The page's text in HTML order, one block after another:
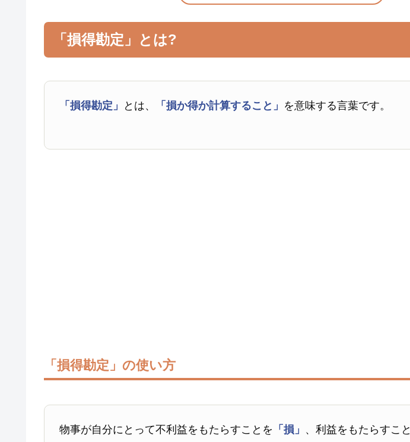
「損得勘定」とは?
「損得勘定」 とは、 「損か得か計算すること」 を意味する言葉です。
「損得勘定」の使い方
物事が自分にとって不利益をもたらすことを 「損」 、利益をもたらすこと